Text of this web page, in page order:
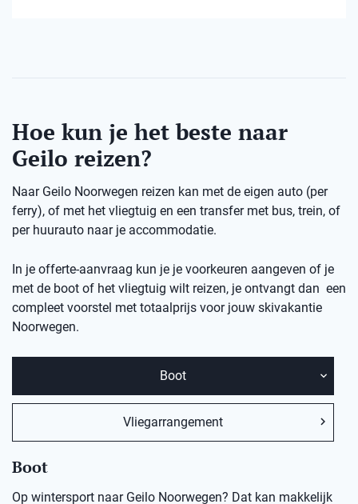
Hoe kun je het beste naar
Geilo reizen?
Naar Geilo Noorwegen reizen kan met de eigen auto (per
ferry), of met het vliegtuig en een transfer met bus, trein, of
per huurauto naar je accommodatie.
In je offerte-aanvraag kun je je voorkeuren aangeven of je
met de boot of het vliegtuig wilt reizen, je ontvangt dan een
compleet voorstel met totaalprijs voor jouw skivakantie
Noorwegen.
Boot
Vliegarrangement
Boot
Op wintersport naar Geilo Noorwegen? Dat kan makkelijk